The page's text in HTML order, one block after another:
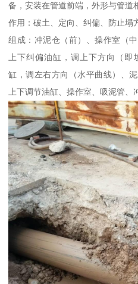
备，安装在管道前端，外形与管道
作用：破土、定向、纠偏、防止塌
组成：冲泥仓（前）、操作室（
上下纠偏油缸，调上下方向（即
缸，调左右方向（水平曲线）、
上下调节油缸、操作室、吸泥管、